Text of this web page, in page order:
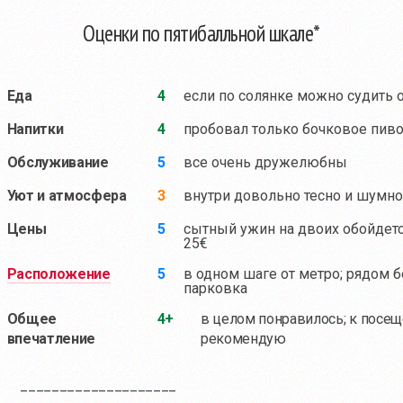
Оценки по пятибалльной шкале*
Еда 4
если по солянке можно судить
Напитки
4
пробовал только бочковое пиво
Обслуживание
5
все очень дружелюбны
Уют и атмосфера
3
внутри довольно тесно и шумно
Цены
5
сытный ужин на двоих
25€
Расположение
5
в одном шаге от метро; рядом
парковка
Общее
впечатление
4+
в целом понравилось; к
рекомендую